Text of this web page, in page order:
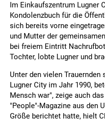
Im Einkaufszentrum Lugner
Kondolenzbuch für die
sich bereits vorne
und Mutter der
bei freiem Eintritt
Tochter, lobte Lugner und
Unter den vielen
Lugner City im Jahr 1990,
Mensch war", zeige auch
"People"-Magazine aus den
Größe berichtet hatte, hielt